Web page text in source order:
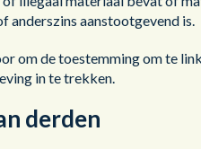
aanstootgevend is.
om de toestemming om te
in te trekken.
derden